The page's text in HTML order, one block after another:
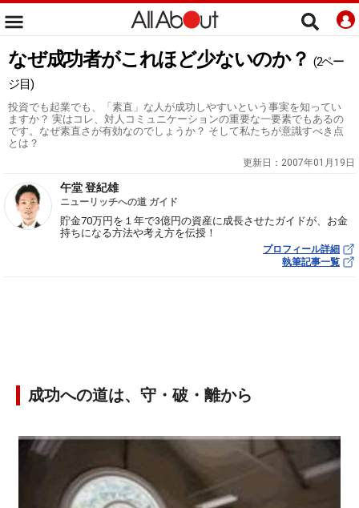
なぜ成功者がこれほど少ないのか？ (2ペー
ジ目)
投資でも起業でも、「素直」な人が成功しやすいという事実を知ってい
ますか？ 実はコレ、対人コミュニケーションの重要な一要素でもあるの
です。なぜ素直さが有効なのでしょうか？ そして私たちが意識すべき点
とは？
更新日： 2007年01月19日
午堂 登紀雄
ニューリッチへの道 ガイド
貯金70万円を１年で3億円の資産に成長させたガイドが、お金
持ちになる方法や考え方を伝授！
プロフィール詳細
執筆記事一覧
成功への道は、守・破・離から